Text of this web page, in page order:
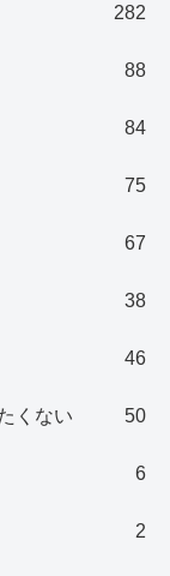
282
88
84
75
67
38
46
くない 50
6
2